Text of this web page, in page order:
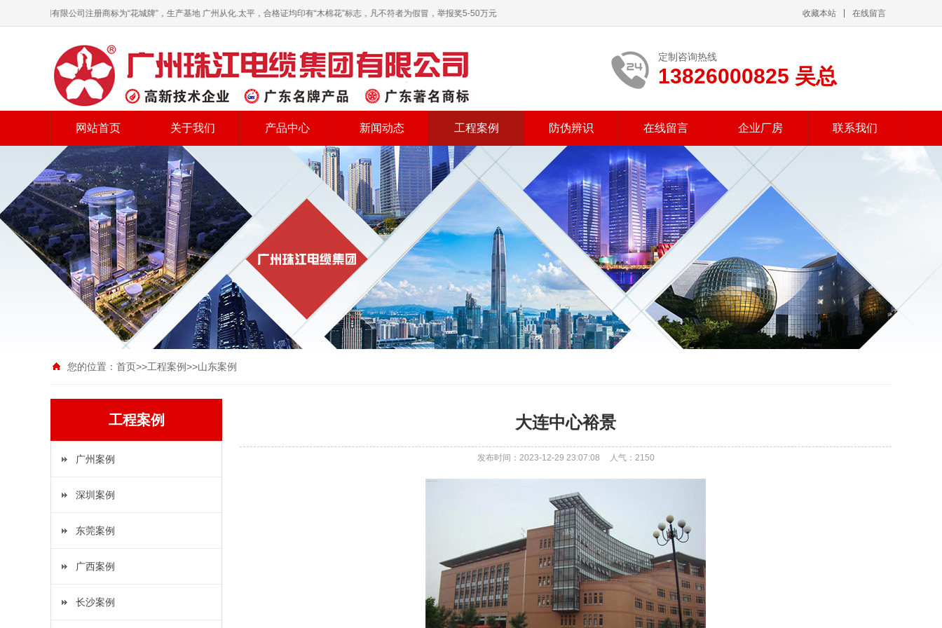
缆集团有限公司注册商标为“花城牌”，生产基地 广州从化.太平，合格证均印有“木棉花”标志，凡不符者为假冒，举报奖5-50万元 收藏本站 在线留言
定制咨询热线
13826000825 吴总
网站首页 关于我们 产品中心 新闻动态 工程案例 防伪辨识 在线留言 企业厂房 联系我们
您的位置： 首页>>工程案例>>山东案例
工程案例
广州案例
深圳案例
东莞案例
广西案例
长沙案例
大连中心裕景
发布时间：2023-12-29 23:07:08 人气： 2150